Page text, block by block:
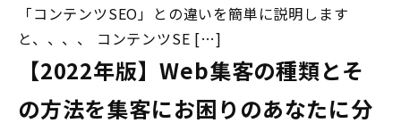
「コンテンツSEO」との違いを簡単に説明します
と、、、、 コンテンツSE […]
【2022年版】Web集客の種類とそ
の方法を集客にお困りのあなたに分